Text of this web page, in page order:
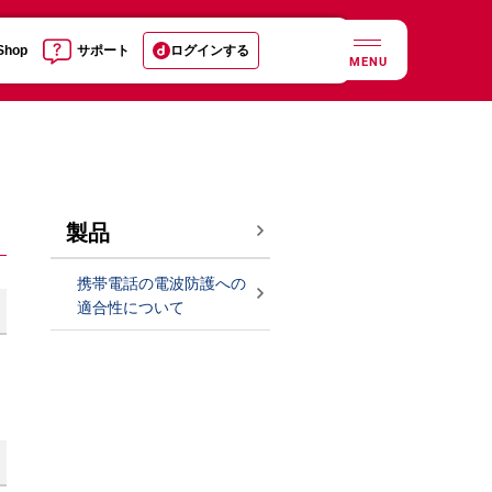
サポート ログインする
MENU
製品
携帯電話の電波防護への
適合性について